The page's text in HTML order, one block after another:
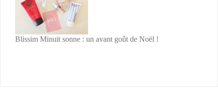
Blissim Minuit sonne : un avant goût de Noël !